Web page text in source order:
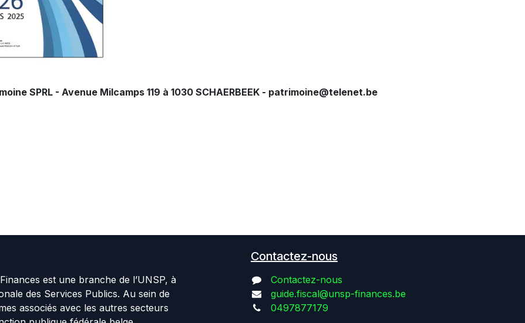
SPRL - Avenue Milcamps 119 à 1030 SCHAERBEEK - patrimoine@telenet.be​
est une branche de l’UNSP, à
des Services Publics. Au sein de
associés avec les autres secteurs
Contactez-nous
Contactez-nous
guide.fiscal@unsp-finances.be
0497877179